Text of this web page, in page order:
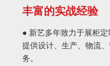
丰富的实战经验
● 新艺多年致力于展柜
提供设计、生产、物流
务。